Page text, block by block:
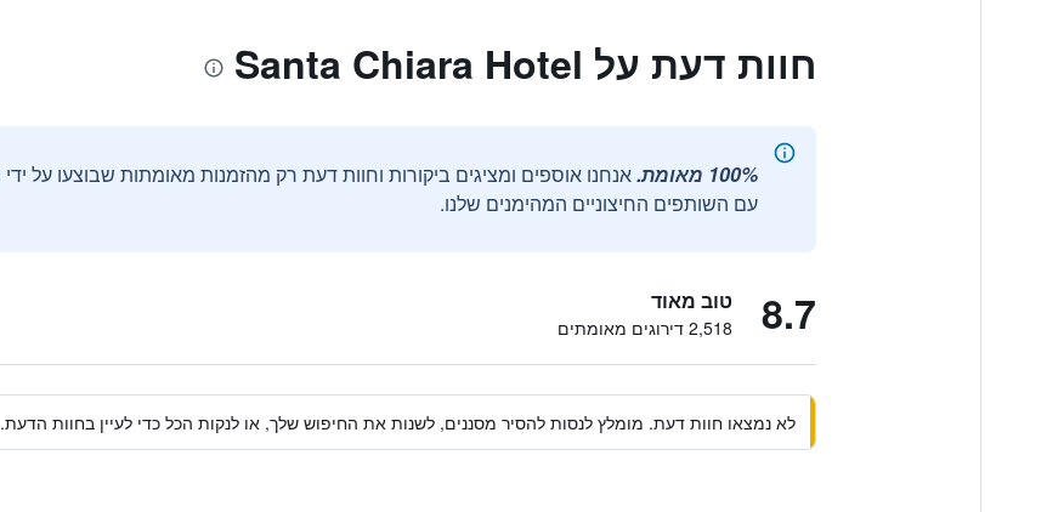
חוות דעת על Santa Chiara Hotel
100% מאומת.
עם השותפים החיצוניים המהימנים שלנו.
8.7 טוב מאוד
2,518 דירוגים מאומתים
לא נמצאו חוות דעת. מומלץ לנסות להסיר מסננים, לשנות את החיפוש שלך, או לנקות הכל כדי לעיין בחוות הדעת.